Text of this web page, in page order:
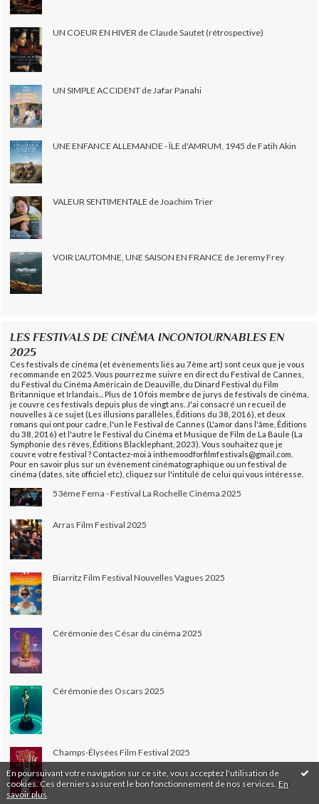
En poursuivant votre navigation sur ce site, vous acceptez l'utilisation de
cookies. Ces derniers assurent le bon fonctionnement de nos services. En
savoir plus
UN COEUR EN HIVER de Claude Sautet (rétrospective)
UN SIMPLE ACCIDENT de Jafar Panahi
UNE ENFANCE ALLEMANDE - ÎLE d'AMRUM, 1945 de Fatih Akin
VALEUR SENTIMENTALE de Joachim Trier
VOIR L'AUTOMNE, UNE SAISON EN FRANCE de Jeremy Frey
LES FESTIVALS DE CINÉMA INCONTOURNABLES EN
2025
Ces festivals de cinéma (et évènements liés au 7ème art) sont ceux que je vous
recommande en 2025. Vous pourrez me suivre en direct du Festival de Cannes,
du Festival du Cinéma Américain de Deauville, du Dinard Festival du Film
Britannique et Irlandais... Plus de 10 fois membre de jurys de festivals de cinéma,
je couvre ces festivals depuis plus de vingt ans. J'ai consacré un recueil de
nouvelles à ce sujet (Les illusions parallèles, Éditions du 38, 2016), et deux
romans qui ont pour cadre, l'un le Festival de Cannes (L'amor dans l'âme, Éditions
du 38, 2016) et l'autre le Festival du Cinéma et Musique de Film de La Baule (La
Symphonie des rêves, Éditions Blacklephant, 2023). Vous souhaitez que je
couvre votre festival ? Contactez-moi à inthemoodforfilmfestivals@gmail.com.
Pour en savoir plus sur un évènement cinématographique ou un festival de
cinéma (dates, site officiel etc), cliquez sur l'intitulé de celui qui vous intéresse.
53ème Fema - Festival La Rochelle Cinéma 2025
Arras Film Festival 2025
Biarritz Film Festival Nouvelles Vagues 2025
Cérémonie des César du cinéma 2025
Cérémonie des Oscars 2025
Champs-Élysées Film Festival 2025